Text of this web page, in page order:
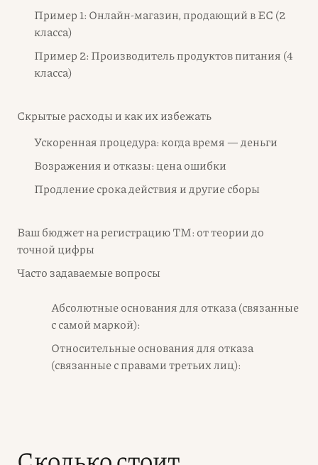
Пример 1: Онлайн-магазин, продающий в ЕС (2
класса)
Пример 2: Производитель продуктов питания (4
класса)
Скрытые расходы и как их избежать
Ускоренная процедура: когда время — деньги
Возражения и отказы: цена ошибки
Продление срока действия и другие сборы
Ваш бюджет на регистрацию ТМ: от теории до
точной цифры
Часто задаваемые вопросы
Абсолютные основания для отказа (связанные
с самой маркой):
Относительные основания для отказа
(связанные с правами третьих лиц):